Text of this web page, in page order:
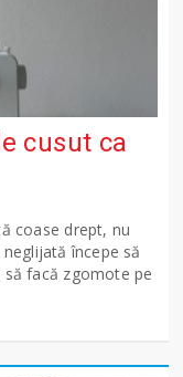
cusut ca
coase drept, nu
începe să
să facă zgomote pe